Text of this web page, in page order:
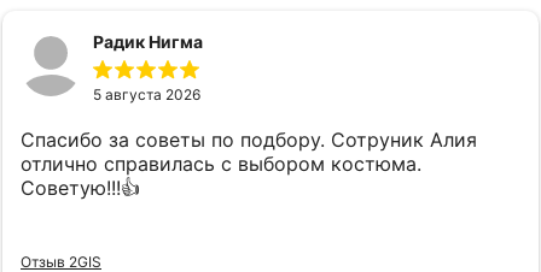
Радик Нигма
5 августа 2026
Спасибо за советы по подбору. Сотруник Алия
отлично справилась с выбором костюма.
Советую!!!👍
Отзыв 2GIS